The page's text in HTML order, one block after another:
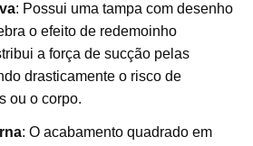
: Possui uma tampa com desenho
o efeito de redemoinho
a força de sucção pelas
drasticamente o risco de
ou o corpo.
: O acabamento quadrado em